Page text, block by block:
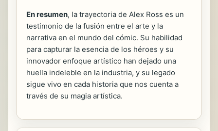
En resumen, la trayectoria de Alex Ross es un
testimonio de la fusión entre el arte y la
narrativa en el mundo del cómic. Su habilidad
para capturar la esencia de los héroes y su
innovador enfoque artístico han dejado una
huella indeleble en la industria, y su legado
sigue vivo en cada historia que nos cuenta a
través de su magia artística.